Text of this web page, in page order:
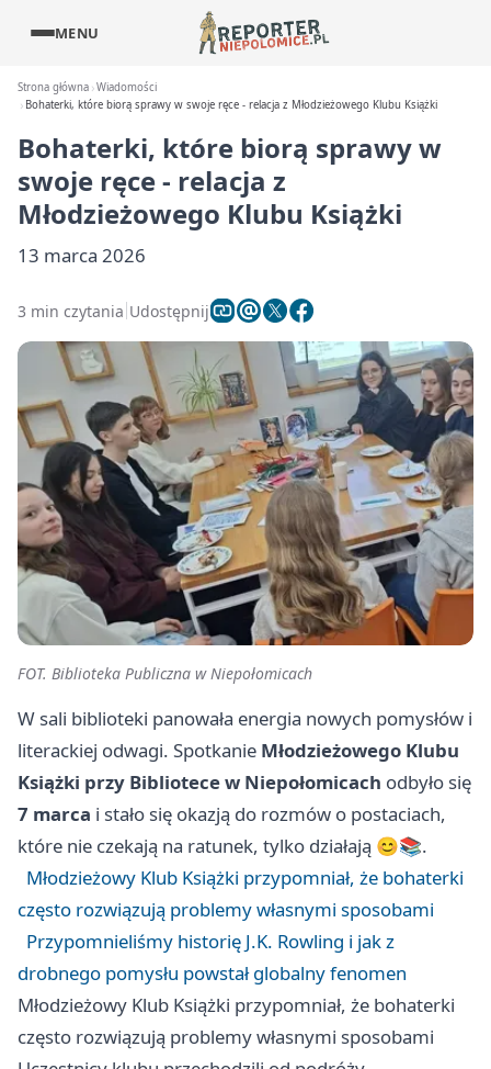
MENU
Strona główna Wiadomości
Bohaterki, które biorą sprawy w swoje ręce - relacja z Młodzieżowego Klubu Książki
Bohaterki, które biorą sprawy w
swoje ręce - relacja z
Młodzieżowego Klubu Książki
13 marca 2026
3 min czytania Udostępnij
FOT. Biblioteka Publiczna w Niepołomicach
W sali biblioteki panowała energia nowych pomysłów i
literackiej odwagi. Spotkanie Młodzieżowego Klubu
Książki przy Bibliotece w Niepołomicach odbyło się
7 marca i stało się okazją do rozmów o postaciach,
które nie czekają na ratunek, tylko działają 😊📚.
Młodzieżowy Klub Książki przypomniał, że bohaterki
często rozwiązują problemy własnymi sposobami
Przypomnieliśmy historię J.K. Rowling i jak z
drobnego pomysłu powstał globalny fenomen
Młodzieżowy Klub Książki przypomniał, że bohaterki
często rozwiązują problemy własnymi sposobami